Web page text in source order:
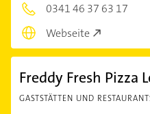
0341 46 37 63 17
Webseite
Freddy Fresh Pizza
GASTSTÄTTEN UND